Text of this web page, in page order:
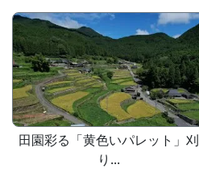
田園彩る「黄色いパレット」刈
り...